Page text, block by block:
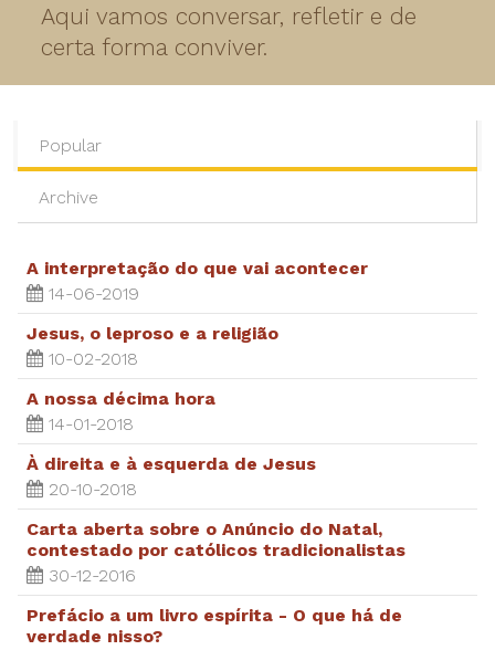
Aqui vamos conversar, refletir e de
certa forma conviver.
Popular
Archive
A interpretação do que vai acontecer
14-06-2019
Jesus, o leproso e a religião
10-02-2018
A nossa décima hora
14-01-2018
À direita e à esquerda de Jesus
20-10-2018
Carta aberta sobre o Anúncio do Natal,
contestado por católicos tradicionalistas
30-12-2016
Prefácio a um livro espírita - O que há de
verdade nisso?